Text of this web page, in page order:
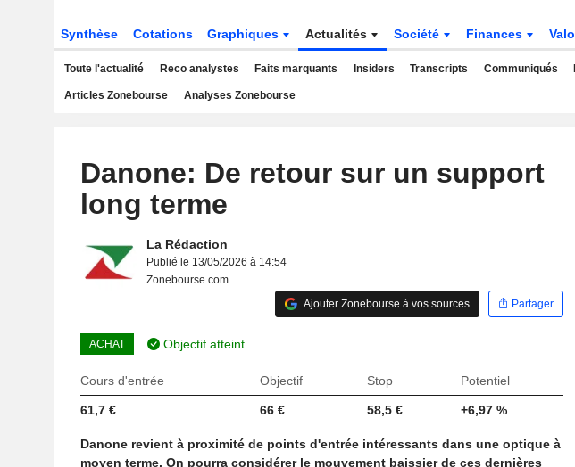
Synthèse Cotations Graphiques Actualités Société Finances
Toute l'actualité Reco analystes Faits marquants Insiders Transcripts Communiqués
Articles Zonebourse Analyses Zonebourse
Danone: De retour sur un support
long terme
La Rédaction
Publié le 13/05/2026 à 14:54
Zonebourse.com
Ajouter Zonebourse à vos sources
Partager
ACHAT Objectif atteint
Cours d'entrée Objectif Stop Potentiel
61,7 € 66 € 58,5 € +6,97 %
Danone revient à proximité de points d'entrée intéressants dans une optique à
moyen terme. On pourra considérer le mouvement baissier de ces dernières